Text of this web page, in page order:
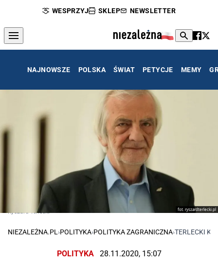
WESPRZYJ SKLEP NEWSLETTER
NAJNOWSZE POLSKA ŚWIAT PETYCJE MEMY
fot. ryszardterlecki.pl
Ryszard Terlecki
NIEZALEŻNA.PL›POLITYKA›POLITYKA ZAGRANICZNA›TERLECKI
POLITYKA 28.11.2020, 15:07